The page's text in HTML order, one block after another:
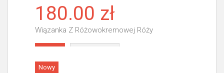
180.00 zł
Wiązanka Z Różowokremowej Róży
Nowy